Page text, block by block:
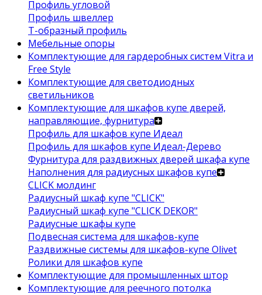
Профиль угловой
Профиль швеллер
Т-образный профиль
Мебельные опоры
Комплектующие для гардеробных систем Vitra и
Free Style
Комплектующие для светодиодных
светильников
Комплектующие для шкафов купе дверей,
направляющие, фурнитура
Профиль для шкафов купе Идеал
Профиль для шкафов купе Идеал-Дерево
Фурнитура для раздвижных дверей шкафа купе
Наполнения для радиусных шкафов купе
CLICK молдинг
Радиусный шкаф купе "CLICK"
Радиусный шкаф купе "CLICK DEKOR"
Радиусные шкафы купе
Подвесная система для шкафов-купе
Раздвижные системы для шкафов-купе Olivet
Ролики для шкафов купе
Комплектующие для промышленных штор
Комплектующие для реечного потолка